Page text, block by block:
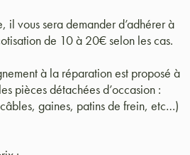
il vous sera demander d’adhérer à
de 10 à 20€ selon les cas.
à la réparation est proposé à
pièces détachées d’occasion :
gaines, patins de frein, etc…)